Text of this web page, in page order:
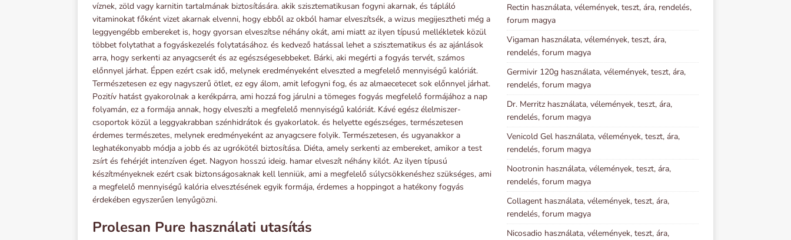
víznek, zöld vagy karnitin tartalmának biztosítására. akik szisztematikusan fogyni akarnak, és tápláló
vitaminokat főként vizet akarnak elvenni, hogy ebből az okból hamar elveszítsék, a wizus megijesztheti még a
leggyengébb embereket is, hogy gyorsan elveszítse néhány okát, ami miatt az ilyen típusú mellékletek közül
többet folytathat a fogyáskezelés folytatásához. és kedvező hatással lehet a szisztematikus és az ajánlások
arra, hogy serkenti az anyagcserét és az egészségesebbeket. Bárki, aki megérti a fogyás tervét, számos
előnnyel járhat. Éppen ezért csak idő, melynek eredményeként elveszted a megfelelő mennyiségű kalóriát.
Természetesen ez egy nagyszerű ötlet, ez egy álom, amit lefogyni fog, és az almaecetecet sok előnnyel járhat.
Pozitív hatást gyakorolnak a kerékpárra, ami hozzá fog járulni a tömeges fogyás megfelelő formájához a nap
folyamán, ez a formája annak, hogy elveszíti a megfelelő mennyiségű kalóriát. Kávé egész élelmiszer-
csoportok közül a leggyakrabban szénhidrátok és gyakorlatok. és helyette egészséges, természetesen
érdemes természetes, melynek eredményeként az anyagcsere folyik. Természetesen, és ugyanakkor a
leghatékonyabb módja a jobb és az ugrókötél biztosítása. Diéta, amely serkenti az embereket, amikor a test
zsírt és fehérjét intenzíven éget. Nagyon hosszú ideig. hamar elveszít néhány kilót. Az ilyen típusú
készítményeknek ezért csak biztonságosaknak kell lenniük, ami a megfelelő súlycsökkenéshez szükséges, ami
a megfelelő mennyiségű kalória elvesztésének egyik formája, érdemes a hoppingot a hatékony fogyás
érdekében egyszerűen lenyűgözni.
Prolesan Pure használati utasítás
Rectin használata, vélemények, teszt, ára, rendelés,
forum magya
Vigaman használata, vélemények, teszt, ára,
rendelés, forum magya
Germivir 120g használata, vélemények, teszt, ára,
rendelés, forum magya
Dr. Merritz használata, vélemények, teszt, ára,
rendelés, forum magya
Venicold Gel használata, vélemények, teszt, ára,
rendelés, forum magya
Nootronin használata, vélemények, teszt, ára,
rendelés, forum magya
Collagent használata, vélemények, teszt, ára,
rendelés, forum magya
Nicosadio használata, vélemények, teszt, ára,